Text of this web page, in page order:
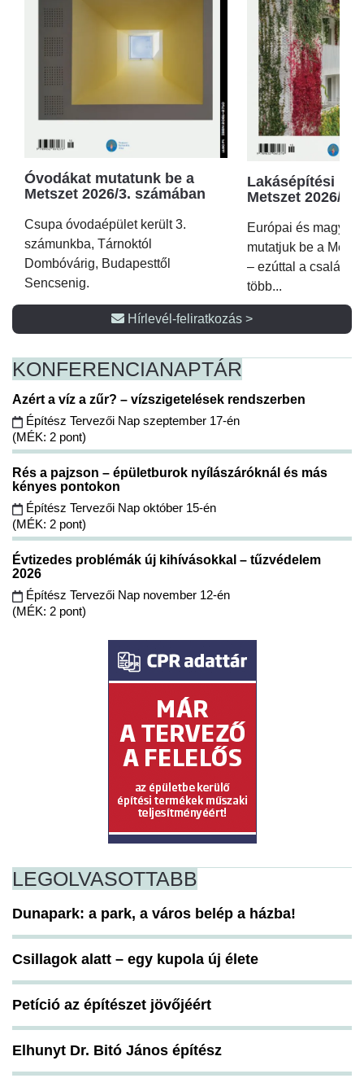
Óvodákat mutatunk be a
Metszet 2026/3. számában
Csupa óvodaépület került 3.
számunkba, Tárnoktól
Dombóvárig, Budapesttől
Sencsenig.
Lakásépítési
Metszet 2026/2.
Európai és magyar
mutatjuk be a
– ezúttal a családi
több...
Hírlevél-feliratkozás >
KONFERENCIANAPTÁR
Azért a víz a zűr? – vízszigetelések rendszerben
Építész Tervezői Nap szeptember 17-én
(MÉK: 2 pont)
Rés a pajzson – épületburok nyílászáróknál és más
kényes pontokon
Építész Tervezői Nap október 15-én
(MÉK: 2 pont)
Évtizedes problémák új kihívásokkal – tűzvédelem
2026
Építész Tervezői Nap november 12-én
(MÉK: 2 pont)
LEGOLVASOTTABB
Dunapark: a park, a város belép a házba!
Csillagok alatt – egy kupola új élete
Petíció az építészet jövőjéért
Elhunyt Dr. Bitó János építész